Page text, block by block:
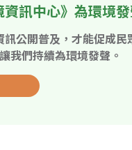
訊中心》為環境
公開普及，才能促成
我們持續為環境發聲。